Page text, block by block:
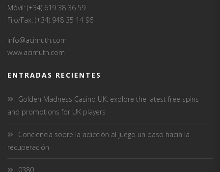
Móvil: (+34) 619 38 36 59
Fijo/Fax: (+34) 948 35 14 96
info@acimuth.com
www.acimuth.com
ENTRADAS RECIENTES
Golden Madness Casino UK: explore the latest free spins
and promotions for UK players
Conciencia sobre la adicción al juego un paso hacia la
recuperación
0380